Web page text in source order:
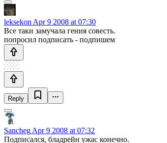
leksekon Apr 9 2008 at 07:30
Все таки замучала гения совесть.
попросил подписать - подпишем
Reply
Sancheg Apr 9 2008 at 07:32
Подписался, бладрейн ужас конечно.